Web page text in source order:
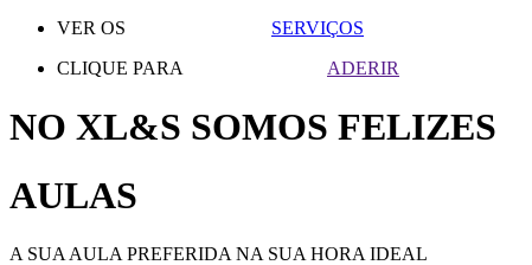
VER OS
SERVIÇOS
CLIQUE PARA
ADERIR
NO XL&S SOMOS FELIZES
AULAS
A SUA AULA PREFERIDA NA SUA HORA IDEAL